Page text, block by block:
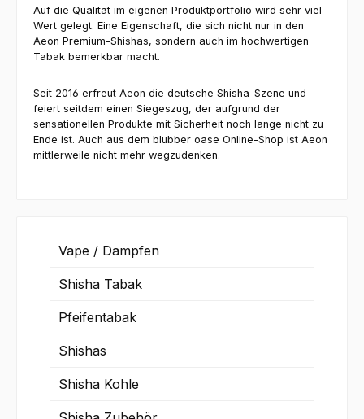
Auf die Qualität im eigenen Produktportfolio wird sehr viel
Wert gelegt. Eine Eigenschaft, die sich nicht nur in den
Aeon Premium-Shishas, sondern auch im hochwertigen
Tabak bemerkbar macht.
Seit 2016 erfreut Aeon die deutsche Shisha-Szene und
feiert seitdem einen Siegeszug, der aufgrund der
sensationellen Produkte mit Sicherheit noch lange nicht zu
Ende ist. Auch aus dem blubber oase Online-Shop ist Aeon
mittlerweile nicht mehr wegzudenken.
Vape / Dampfen
Shisha Tabak
Pfeifentabak
Shishas
Shisha Kohle